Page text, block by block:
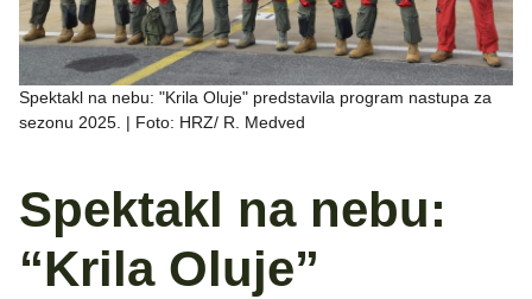
Spektakl na nebu: "Krila Oluje" predstavila program nastupa za
sezonu 2025. | Foto: HRZ/ R. Medved
Spektakl na nebu:
“Krila Oluje”